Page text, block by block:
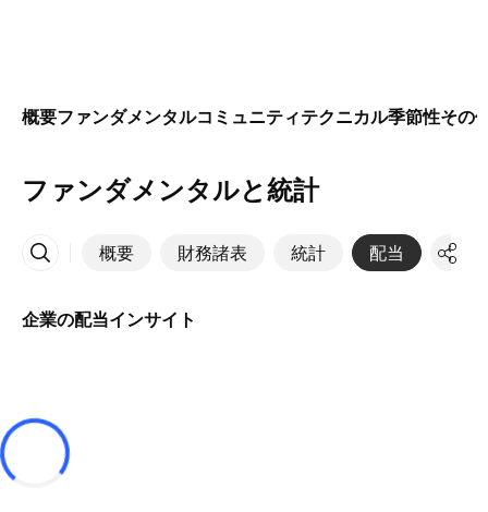
概要ファンダメンタルコミュニティテクニカル季節性その
ファンダメンタルと統計
概要 財務諸表 統計 配当 決算
その他
企業の配当インサイト